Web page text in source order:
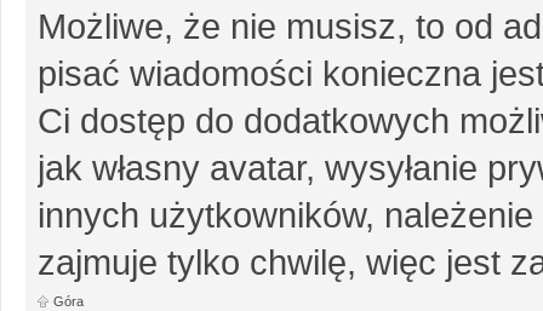
Możliwe, że nie musisz, to od
pisać wiadomości konieczna
Ci dostęp do dodatkowych
jak własny avatar, wysyłanie
innych użytkowników,
zajmuje tylko chwilę, więc jest
Góra